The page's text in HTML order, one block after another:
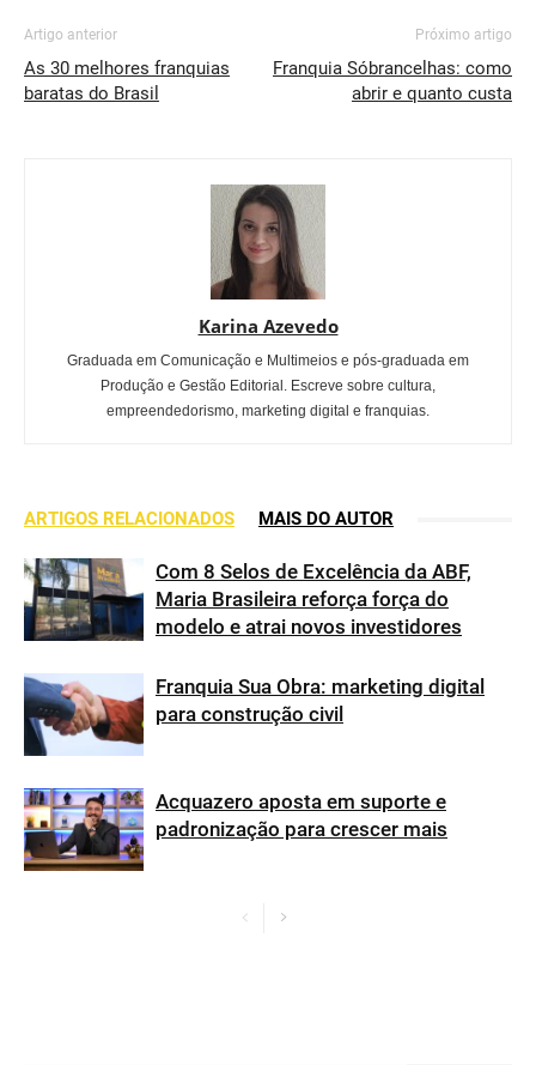
Artigo anterior
As 30 melhores franquias
baratas do Brasil
Próximo artigo
Franquia Sóbrancelhas: como
abrir e quanto custa
Karina Azevedo
Graduada em Comunicação e Multimeios e pós-graduada em
Produção e Gestão Editorial. Escreve sobre cultura,
empreendedorismo, marketing digital e franquias.
ARTIGOS RELACIONADOS MAIS DO AUTOR
Com 8 Selos de Excelência da ABF,
Maria Brasileira reforça força do
modelo e atrai novos investidores
Franquia Sua Obra: marketing digital
para construção civil
Acquazero aposta em suporte e
padronização para crescer mais